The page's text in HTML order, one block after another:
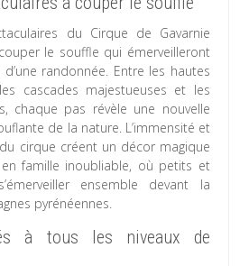
du Cirque de Gavarnie
le souffle qui émerveilleront
randonnée. Entre les hautes
cascades majestueuses et les
chaque pas révèle une nouvelle
de la nature. L’immensité et
cirque créent un décor magique
famille inoubliable, où petits et
ensemble devant la
pyrénéennes.
à tous les niveaux de